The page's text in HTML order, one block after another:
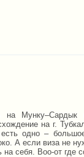
на Мунку–Сардык
на г.
одно –
А если виза не
на себя. Воо-от где